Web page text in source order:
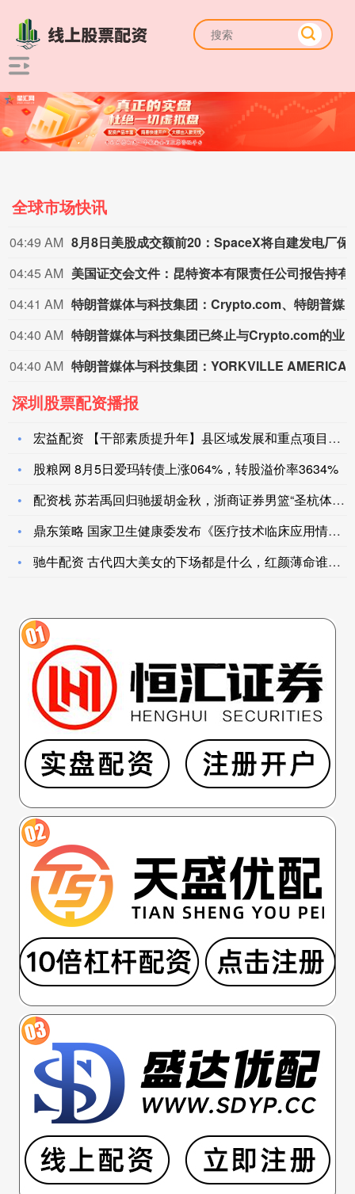
全球市场快讯
04:49 AM
04:45 AM
04:41 AM
04:40 AM
04:40 AM
深圳股票配资播报
宏益配资 【干部素质提升年】县区域发展和重点项目服务中心：“
股粮网 8月5日爱玛转债上涨064%，转股溢价率3634%
配资栈 苏若禹回归驰援胡金秋，浙商证券男篮“圣杭体”战胜江苏
鼎东策略 国家卫生健康委发布《医疗技术临床应用情况评估工作规
驰牛配资 古代四大美女的下场都是什么，红颜薄命谁人怜_西施_